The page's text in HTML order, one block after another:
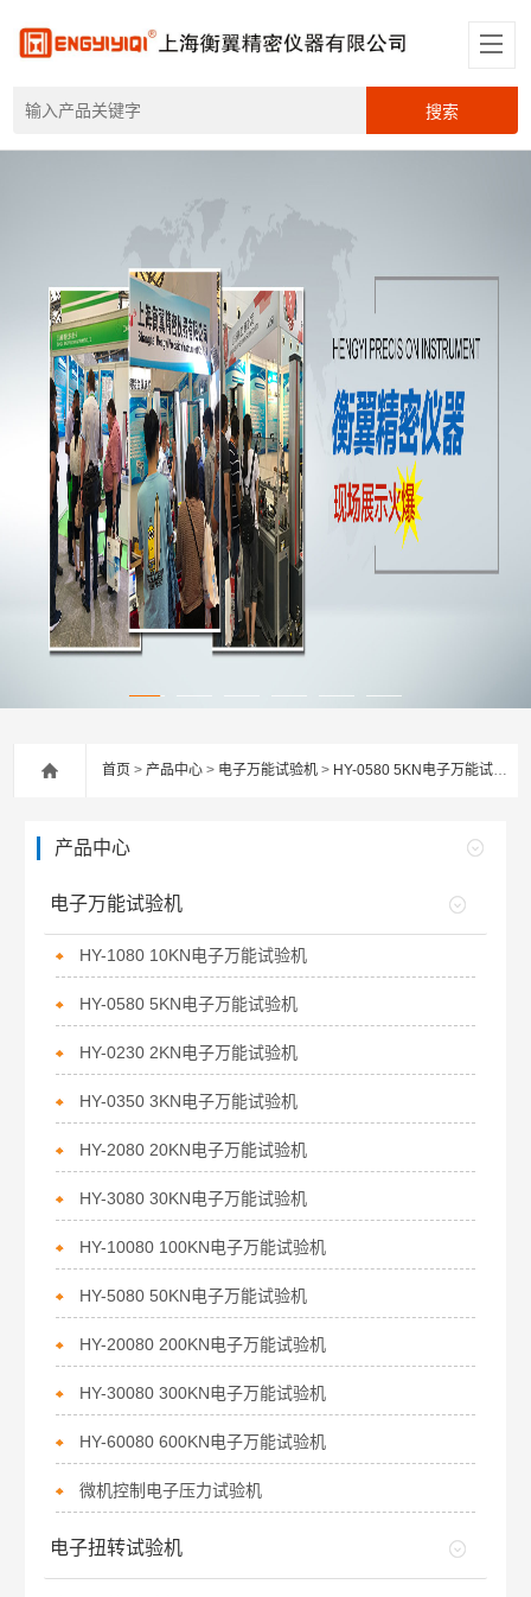
首页 >产品中心 > 电子万能试验机 > HY-0580 5KN电子万能试验机
产品中心
电子万能试验机
HY-1080 10KN电子万能试验机
HY-0580 5KN电子万能试验机
HY-0230 2KN电子万能试验机
HY-0350 3KN电子万能试验机
HY-2080 20KN电子万能试验机
HY-3080 30KN电子万能试验机
HY-10080 100KN电子万能试验机
HY-5080 50KN电子万能试验机
HY-20080 200KN电子万能试验机
HY-30080 300KN电子万能试验机
HY-60080 600KN电子万能试验机
微机控制电子压力试验机
电子扭转试验机